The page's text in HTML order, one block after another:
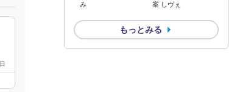
み
案 しヴぇ
もっとみる